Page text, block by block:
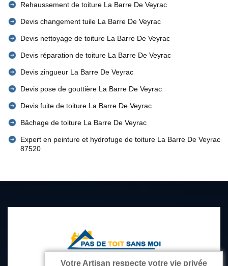
Rehaussement de toiture La Barre De Veyrac
Devis changement tuile La Barre De Veyrac
Devis nettoyage de toiture La Barre De Veyrac
Devis réparation de toiture La Barre De Veyrac
Devis zingueur La Barre De Veyrac
Devis pose de gouttière La Barre De Veyrac
Devis fuite de toiture La Barre De Veyrac
Bâchage de toiture La Barre De Veyrac
Expert en peinture et hydrofuge de toiture La Barre De Veyrac
87520
Votre Artisan respecte votre vie privée